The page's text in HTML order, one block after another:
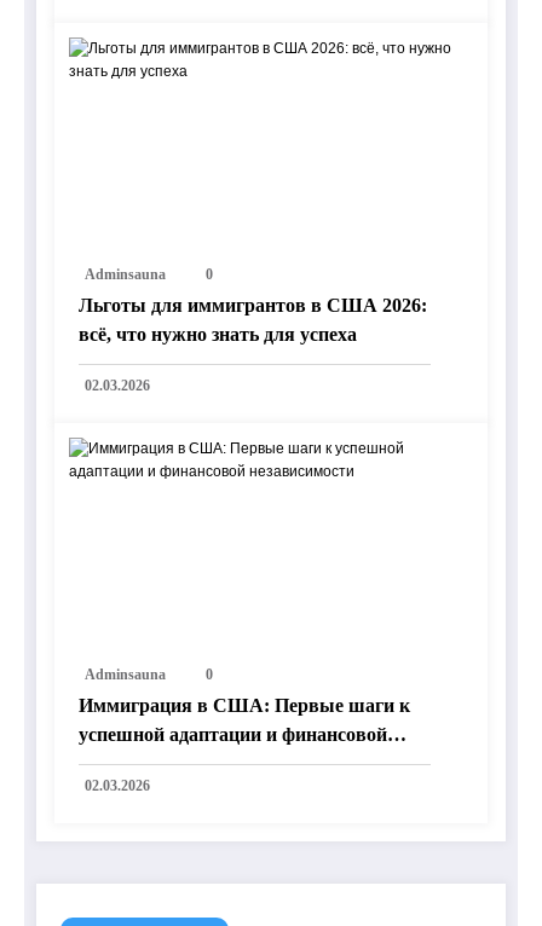
Adminsauna 0
Льготы для иммигрантов в США 2026:
всё, что нужно знать для успеха
02.03.2026
Adminsauna 0
Иммиграция в США: Первые шаги к
успешной адаптации и финансовой
независимости
02.03.2026